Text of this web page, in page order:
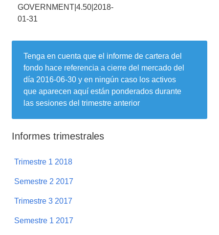
GOVERNMENT|4.50|2018-
01-31
Tenga en cuenta que el informe de cartera del
fondo hace referencia a cierre del mercado del
día 2016-06-30 y en ningún caso los activos
que aparecen aquí están ponderados durante
las sesiones del trimestre anterior
Informes trimestrales
Trimestre 1 2018
Semestre 2 2017
Trimestre 3 2017
Semestre 1 2017